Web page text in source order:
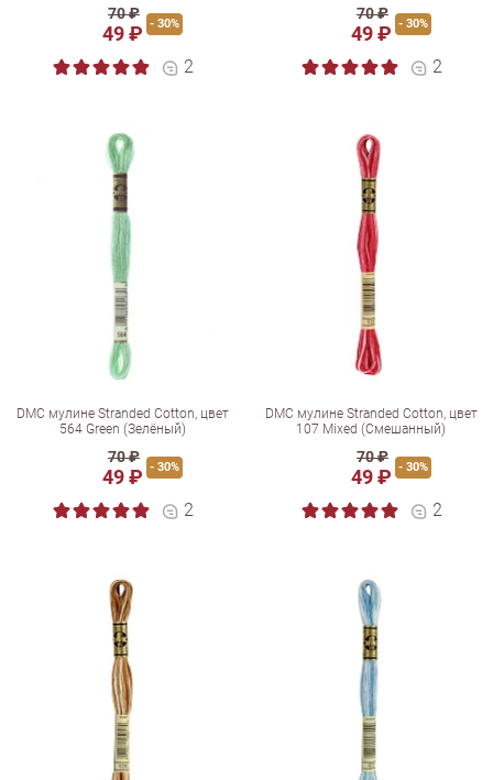
70 ₽
49 ₽ - 30%
2
70 ₽
49 ₽ - 30%
2
DMC мулине Stranded Cotton, цвет
564 Green (Зелёный)
70 ₽
49 ₽ - 30%
2
DMC мулине Stranded Cotton, цвет
107 Mixed (Смешанный)
70 ₽
49 ₽ - 30%
2